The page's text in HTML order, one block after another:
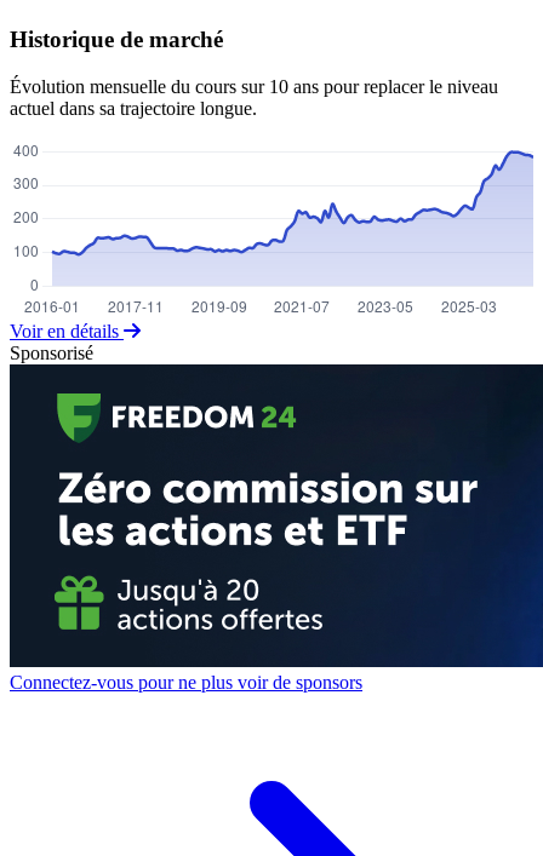
Historique de marché
Évolution mensuelle du cours sur 10 ans pour replacer le niveau
actuel dans sa trajectoire longue.
Voir en détails
Sponsorisé
Connectez-vous pour ne plus voir de sponsors